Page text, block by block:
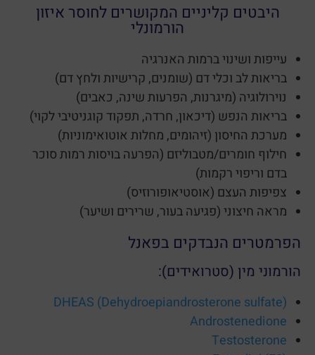
היבטים קליניים המקושרים לחוסר איזון
הורמונלי
עייפות ושינוי ברמות האנרגיה
בריאות לב וכלי דם (שומנים, קרישיות ולחץ דם)
נוירולוגיה (מיגרנות, הפרעות שינה, כאבים)
בריאות הנפש (דיכאון, חרדה, תפקוד קוגניטיבי לקוי)
מערכת החיסון (זיהומים, מחלות אוטואימוניות)
חילוף חומרים/מטבוליזם (הפרעה בויסות רמות סוכר
בדם וריפוי רקמות)
צפיפות העצם (אוסטיאופורוזיס)
מראה חיצוני (פגיעה בעור, שרירים ושיער)
הפרמטרים הנבדקים בפאנל
הורמוני מין (סטרואידים):
(DHEAS (Dehydroepiandrosterone sulfate
Androstenedione
Testosterone